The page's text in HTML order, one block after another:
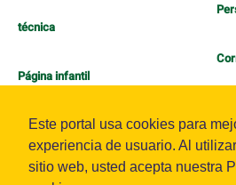
Este portal usa cookies para
experiencia de usuario. Al
sitio web, usted acepta nuestra
técnica
Página infantil